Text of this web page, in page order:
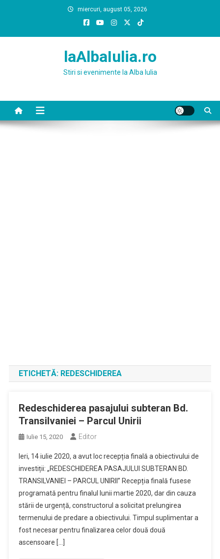
miercuri, august 05, 2026
laAlbaIulia.ro
Stiri si evenimente la Alba Iulia
ETICHETĂ: REDESCHIDEREA
Redeschiderea pasajului subteran Bd.
Transilvaniei – Parcul Unirii
Iulie 15, 2020 Editor
Ieri, 14 iulie 2020, a avut loc recepția finală a obiectivului de
investiții: „REDESCHIDEREA PASAJULUI SUBTERAN BD.
TRANSILVANIEI – PARCUL UNIRII” Recepția finală fusese
programată pentru finalul lunii martie 2020, dar din cauza
stării de urgență, constructorul a solicitat prelungirea
termenului de predare a obiectivului. Timpul suplimentar a
fost necesar pentru finalizarea celor două două
ascensoare […]